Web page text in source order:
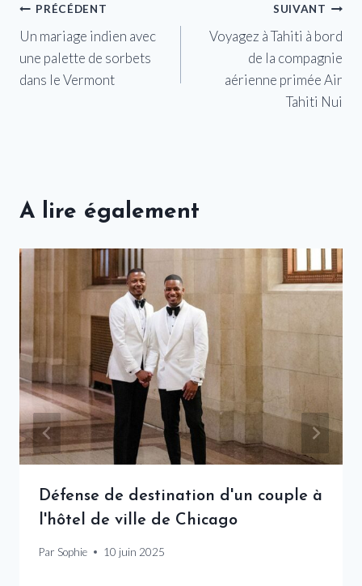
Navigation
de
l’article
PRÉCÉDENT
Un mariage indien avec
une palette de sorbets
dans le Vermont
SUIVANT
Voyagez à Tahiti à bord
de la compagnie
aérienne primée Air
Tahiti Nui
A lire également
Défense de destination d'un couple à
l'hôtel de ville de Chicago
Par Sophie 10 juin 2025